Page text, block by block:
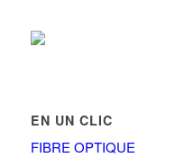
EN UN CLIC
FIBRE OPTIQUE